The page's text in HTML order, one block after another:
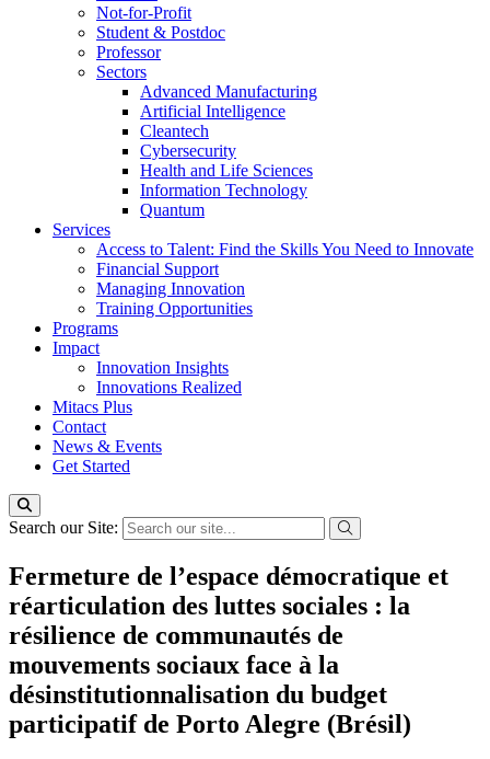
Not-for-Profit
Student & Postdoc
Professor
Sectors
Advanced Manufacturing
Artificial Intelligence
Cleantech
Cybersecurity
Health and Life Sciences
Information Technology
Quantum
Services
Access to Talent: Find the Skills You Need to Innovate
Financial Support
Managing Innovation
Training Opportunities
Programs
Impact
Innovation Insights
Innovations Realized
Mitacs Plus
Contact
News & Events
Get Started
Search our Site:
Fermeture de l’espace démocratique et
réarticulation des luttes sociales : la
résilience de communautés de
mouvements sociaux face à la
désinstitutionnalisation du budget
participatif de Porto Alegre (Brésil)